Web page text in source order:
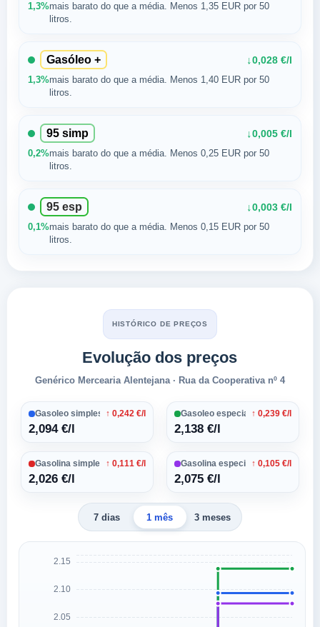
1,3%mais barato do que a média. Menos 1,35 EUR por 50
litros.
Gasóleo + ↓0,028 €/l
1,3%mais barato do que a média. Menos 1,40 EUR por 50
litros.
95 simp ↓0,005 €/l
0,2%mais barato do que a média. Menos 0,25 EUR por 50
litros.
95 esp ↓0,003 €/l
0,1%mais barato do que a média. Menos 0,15 EUR por 50
litros.
HISTÓRICO DE PREÇOS
Evolução dos preços
Genérico Mercearia Alentejana · Rua da Cooperativa nº 4
Gasoleo simples
2,094 €/l
↑ 0,242 €/l Gasoleo especial
2,138 €/l
↑ 0,239 €/l
Gasolina simples 95
2,026 €/l
↑ 0,111 €/l Gasolina especial 95
2,075 €/l
↑ 0,105 €/l
7 dias 1 mês 3 meses